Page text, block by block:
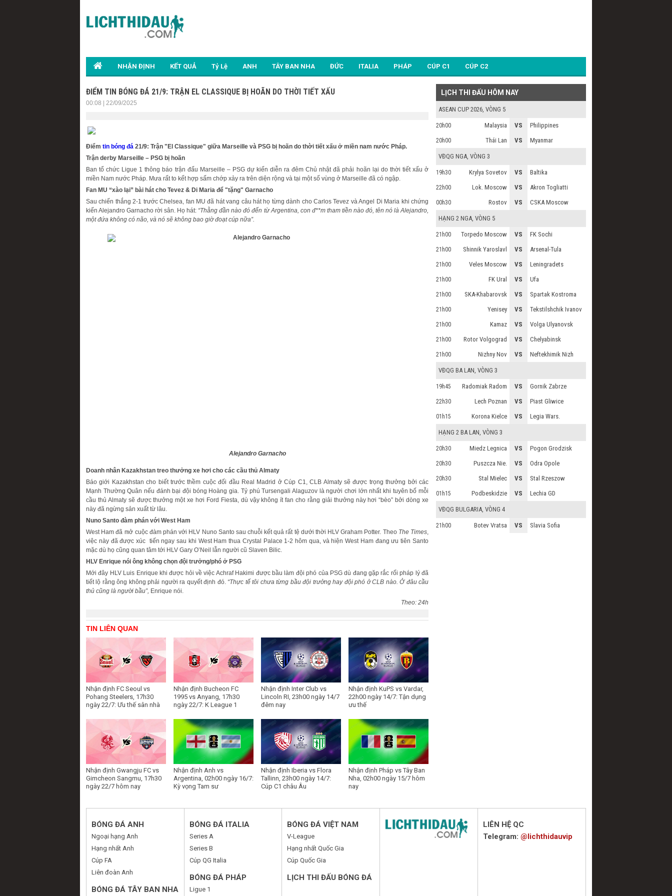
NHẬN ĐỊNH KẾT QUẢ Tỷ Lệ ANH TÂY BAN NHA ĐỨC ITALIA PHÁP CÚP C1 CÚP C2
ĐIỂM TIN BÓNG ĐÁ 21/9: TRẬN EL CLASSIQUE BỊ HOÃN DO THỜI TIẾT XẤU
00:08 | 22/09/2025
Điểm tin bóng đá 21/9: Trận "El Classique" giữa Marseille và PSG bị hoãn do thời tiết xấu ở miền nam nước Pháp.
Trận derby Marseille – PSG bị hoãn
Ban tổ chức Ligue 1 thông báo trận đấu Marseille – PSG dự kiến diễn ra đêm Chủ nhật đã phải hoãn lại do thời tiết xấu ở
miền Nam nước Pháp. Mưa rất to kết hợp sấm chớp xảy ra trên diện rộng và tại một số vùng ở Marseille đã có ngập.
Fan MU “xào lại” bài hát cho Tevez & Di Maria để "tặng" Garnacho
Sau chiến thắng 2-1 trước Chelsea, fan MU đã hát vang câu hát họ từng dành cho Carlos Tevez và Angel Di Maria khi chứng
kiến Alejandro Garnacho rời sân. Họ hát: “Thằng đần nào đó đến từ Argentina, con đ**m tham tiền nào đó, tên nó là Alejandro,
một đứa không có não, và nó sẽ không bao giờ đoạt cúp nữa”.
Alejandro Garnacho
Doanh nhân Kazakhstan treo thưởng xe hơi cho các cầu thủ Almaty
Báo giới Kazakhstan cho biết trước thềm cuộc đối đầu Real Madrid ở Cúp C1, CLB Almaty sẽ được trọng thưởng bởi các
Mạnh Thường Quân nếu đánh bại đội bóng Hoàng gia. Tỷ phú Tursengali Alaguzov là người chơi lớn nhất khi tuyên bố mỗi
cầu thủ Almaty sẽ được thưởng một xe hơi Ford Fiesta, dù vậy không ít fan cho rằng giải thưởng này hơi “bèo” bởi dòng xe
này đã ngừng sản xuất từ lâu.
Nuno Santo đàm phán với West Ham
West Ham đã mở cuộc đàm phán với HLV Nuno Santo sau chuỗi kết quả rất tệ dưới thời HLV Graham Potter. Theo The Times,
việc này đã được xúc tiến ngay sau khi West Ham thua Crystal Palace 1-2 hôm qua, và hiện West Ham đang ưu tiên Santo
mặc dù họ cũng quan tâm tới HLV Gary O’Neil lẫn người cũ Slaven Bilic.
HLV Enrique nói ông không chọn đội trưởng/phó ở PSG
Mới đây HLV Luis Enrique khi được hỏi về việc Achraf Hakimi được bầu làm đội phó của PSG dù đang gặp rắc rối pháp lý đã
tiết lộ rằng ông không phải người ra quyết định đó.“Thực tế tôi chưa từng bầu đội trưởng hay đội phó ở CLB nào. Ở đâu cầu
thủ cũng là người bầu”, Enrique nói.
Theo: 24h
TIN LIÊN QUAN
Nhận định FC Seoul vs
Pohang Steelers, 17h30
ngày 22/7: Ưu thế sân nhà
Nhận định Gwangju FC vs
Gimcheon Sangmu, 17h30
ngày 22/7 hôm nay
Nhận định Bucheon FC
1995 vs Anyang, 17h30
ngày 22/7: K League 1
Nhận định Anh vs
Argentina, 02h00 ngày 16/7:
Kỳ vọng Tam sư
Nhận định Inter Club vs
Lincoln RI, 23h00 ngày 14/7
đêm nay
Nhận định Iberia vs Flora
Tallinn, 23h00 ngày 14/7:
Cúp C1 châu Âu
Nhận định KuPS vs Vardar,
22h00 ngày 14/7: Tận dụng
ưu thế
Nhận định Pháp vs Tây Ban
Nha, 02h00 ngày 15/7 hôm
nay
LỊCH THI ĐẤU HÔM NAY
ASEAN CUP 2026, VÒNG 5
20h00 Malaysia VS Philippines
20h00 Thái Lan VS Myanmar
VĐQG NGA, VÒNG 3
19h30 Krylya Sovetov VS Baltika
22h00 Lok. Moscow VS Akron Togliatti
00h30 Rostov VS CSKA Moscow
HẠNG 2 NGA, VÒNG 5
21h00 Torpedo Moscow VS FK Sochi
21h00 Shinnik Yaroslavl VS Arsenal-Tula
21h00 Veles Moscow VS Leningradets
21h00 FK Ural VS Ufa
21h00 SKA-Khabarovsk VS Spartak Kostroma
21h00 Yenisey VS Tekstilshchik Ivanov
21h00 Kamaz VS Volga Ulyanovsk
21h00 Rotor Volgograd VS Chelyabinsk
21h00 Nizhny Nov VS Neftekhimik Nizh
VĐQG BA LAN, VÒNG 3
19h45 Radomiak Radom VS Gornik Zabrze
22h30 Lech Poznan VS Piast Gliwice
01h15 Korona Kielce VS Legia Wars.
HẠNG 2 BA LAN, VÒNG 3
20h30 Miedz Legnica VS Pogon Grodzisk
20h30 Puszcza Nie. VS Odra Opole
20h30 Stal Mielec VS Stal Rzeszow
01h15 Podbeskidzie VS Lechia GD
VĐQG BULGARIA, VÒNG 4
21h00 Botev Vratsa VS Slavia Sofia
BÓNG ĐÁ ANH
Ngoại hạng Anh
Hạng nhất Anh
Cúp FA
Liên đoàn Anh
BÓNG ĐÁ TÂY BAN NHA
BÓNG ĐÁ ITALIA
Series A
Series B
Cúp QG Italia
BÓNG ĐÁ PHÁP
Ligue 1
BÓNG ĐÁ VIỆT NAM
V-League
Hạng nhất Quốc Gia
Cúp Quốc Gia
LỊCH THI ĐẤU BÓNG ĐÁ
LIÊN HỆ QC
Telegram: @lichthidauvip